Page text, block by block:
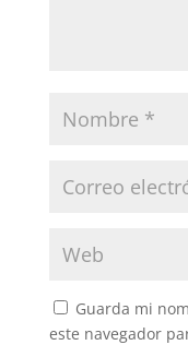
Guarda mi
este navegador